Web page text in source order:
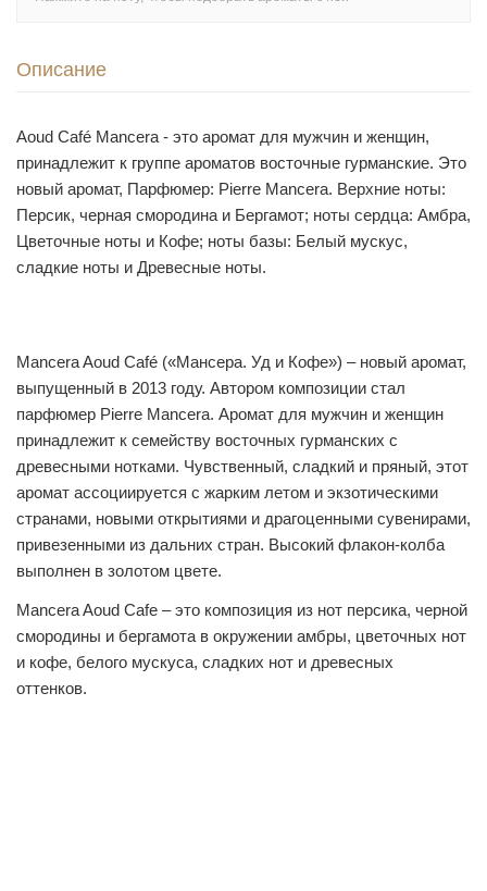
Описание
Aoud Café Mancera - это аромат для мужчин и женщин,
принадлежит к группе ароматов восточные гурманские. Это
новый аромат, Парфюмер: Pierre Mancera. Верхние ноты:
Персик, черная смородина и Бергамот; ноты сердца: Амбра,
Цветочные ноты и Кофе; ноты базы: Белый мускус,
сладкие ноты и Древесные ноты.
Mancera Aoud Café («Мансера. Уд и Кофе») – новый аромат,
выпущенный в 2013 году. Автором композиции стал
парфюмер Pierre Mancera. Аромат для мужчин и женщин
принадлежит к семейству восточных гурманских с
древесными нотками. Чувственный, сладкий и пряный, этот
аромат ассоциируется с жарким летом и экзотическими
странами, новыми открытиями и драгоценными сувенирами,
привезенными из дальних стран. Высокий флакон-колба
выполнен в золотом цвете.
Mancera Aoud Cafe – это композиция из нот персика, черной
смородины и бергамота в окружении амбры, цветочных нот
и кофе, белого мускуса, сладких нот и древесных
оттенков.